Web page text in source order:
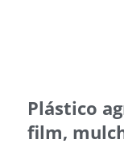
Plástico
film,